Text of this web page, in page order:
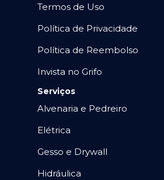
Termos de Uso
Política de Privacidade
Política de Reembolso
Invista no Grifo
Serviços
Alvenaria e Pedreiro
Elétrica
Gesso e Drywall
Hidráulica